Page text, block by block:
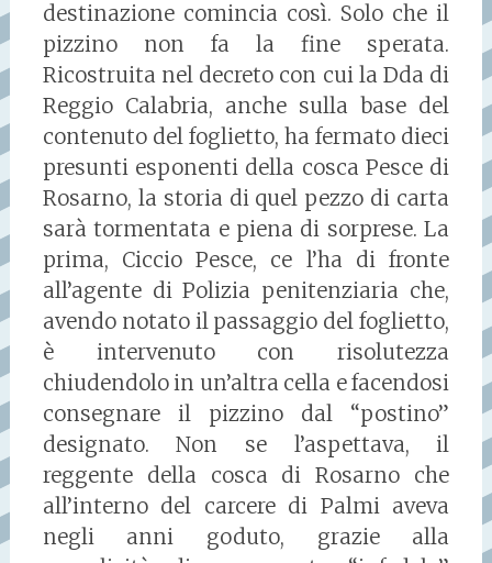
destinazione comincia così. Solo che il
pizzino non fa la fine sperata.
Ricostruita nel decreto con cui la Dda di
Reggio Calabria, anche sulla base del
contenuto del foglietto, ha fermato dieci
presunti esponenti della cosca Pesce di
Rosarno, la storia di quel pezzo di carta
sarà tormentata e piena di sorprese. La
prima, Ciccio Pesce, ce l’ha di fronte
all’agente di Polizia penitenziaria che,
avendo notato il passaggio del foglietto,
è intervenuto con risolutezza
chiudendolo in un’altra cella e facendosi
consegnare il pizzino dal “postino”
designato. Non se l’aspettava, il
reggente della cosca di Rosarno che
all’interno del carcere di Palmi aveva
negli anni goduto, grazie alla